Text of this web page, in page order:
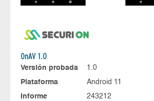
OnAV 1.0
Versión probada
1.0
Plataforma
Android 11
Informe
243212